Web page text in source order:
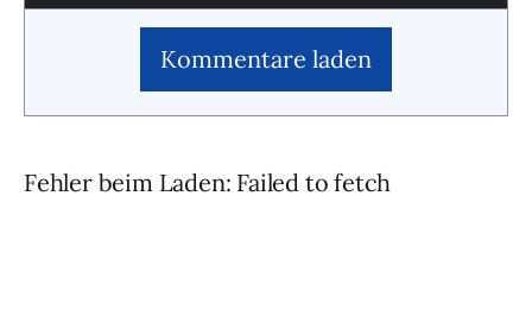
Kommentare laden
Fehler beim Laden: Failed to fetch